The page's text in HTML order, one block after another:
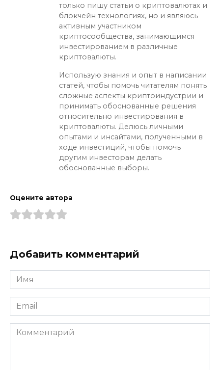
только пишу статьи о криптовалютах и
блокчейн технологиях, но и являюсь
активным участником
криптосообщества, занимающимся
инвестированием в различные
криптовалюты.
Использую знания и опыт в написании
статей, чтобы помочь читателям понять
сложные аспекты криптоиндустрии и
принимать обоснованные решения
относительно инвестирования в
криптовалюты. Делюсь личными
опытами и инсайтами, полученными в
ходе инвестиций, чтобы помочь
другим инвесторам делать
обоснованные выборы.
Оцените автора
Добавить комментарий
Имя
*
Email
*
Комментарий